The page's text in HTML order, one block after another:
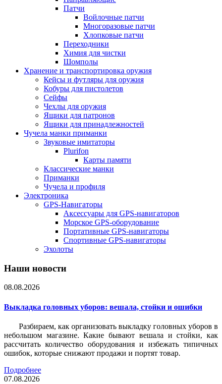
Патчи
Войлочные патчи
Многоразовые патчи
Хлопковые патчи
Переходники
Химия для чистки
Шомполы
Хранение и транспортировка оружия
Кейсы и футляры для оружия
Кобуры для пистолетов
Сейфы
Чехлы для оружия
Ящики для патронов
Ящики для принадлежностей
Чучела манки приманки
Звуковые имитаторы
Plurifon
Карты памяти
Классические манки
Приманки
Чучела и профиля
Электроника
GPS-Навигаторы
Аксессуары для GPS-навигаторов
Морское GPS-оборудование
Портативные GPS-навигаторы
Спортивные GPS-навигаторы
Эхолоты
Наши новости
08.08.2026
Выкладка головных уборов: вешала, стойки и ошибки
Разбираем, как организовать выкладку головных уборов в
небольшом магазине. Какие бывают вешала и стойки, как
рассчитать количество оборудования и избежать типичных
ошибок, которые снижают продажи и портят товар.
Подробнее
07.08.2026